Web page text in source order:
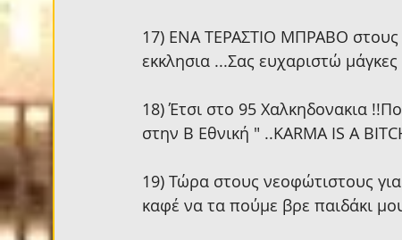
17) ΕΝΑ ΤΕΡΑΣΤΙΟ ΜΠΡΑΒΟ στους
εκκλησια ...Σας ευχαριστώ μάγκες
18) Έτσι στο 95 Χαλκηδονακια
στην Β Εθνική " ..KARMA IS A
19) Τώρα στους νεοφώτιστους
καφέ να τα πούμε βρε παιδάκι